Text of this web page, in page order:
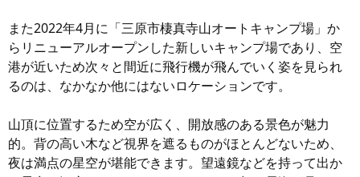
また2022年4月に「三原市棲真寺山オートキャンプ場」か
らリニューアルオープンした新しいキャンプ場であり、空
港が近いため次々と間近に飛行機が飛んでいく姿を見られ
るのは、なかなか他にはないロケーションです。
山頂に位置するため空が広く、開放感のある景色が魅力
的。背の高い木など視界を遮るものがほとんどないため、
夜は満点の星空が堪能できます。望遠鏡などを持って出か